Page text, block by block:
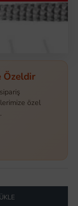
Özeldir
özel